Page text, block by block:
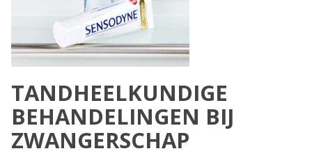
TANDHEELKUNDIGE
BEHANDELINGEN BIJ
ZWANGERSCHAP